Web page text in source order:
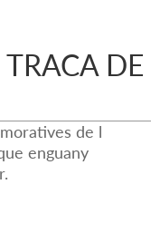
DE
de l
enguany